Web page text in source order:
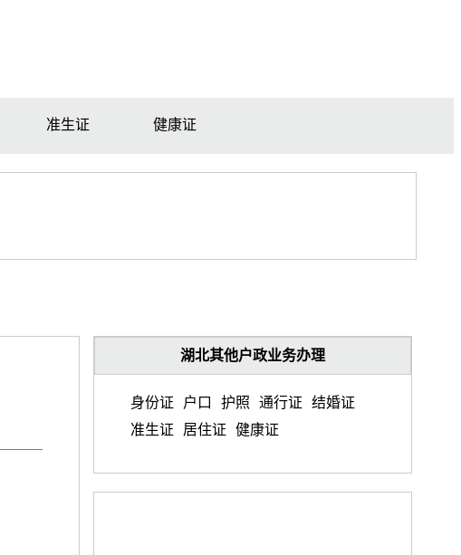
准生证 健康证
湖北其他户政业务办理
身份证 户口 护照 通行证
结婚证
准生证
居住证 健康证